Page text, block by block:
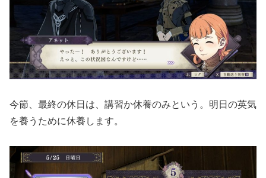
今節、最終の休日は、講習か休養のみという。明日の英気
を養うために休養します。